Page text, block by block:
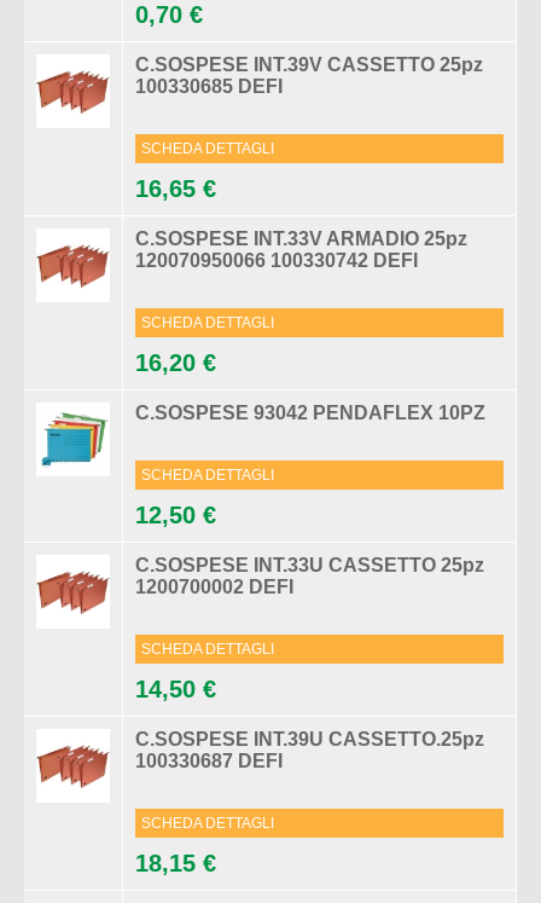
0,70 €
C.SOSPESE INT.39V CASSETTO 25pz
100330685 DEFI
SCHEDA DETTAGLI
16,65 €
C.SOSPESE INT.33V ARMADIO 25pz
120070950066 100330742 DEFI
SCHEDA DETTAGLI
16,20 €
C.SOSPESE 93042 PENDAFLEX 10PZ
SCHEDA DETTAGLI
12,50 €
C.SOSPESE INT.33U CASSETTO 25pz
1200700002 DEFI
SCHEDA DETTAGLI
14,50 €
C.SOSPESE INT.39U CASSETTO.25pz
100330687 DEFI
SCHEDA DETTAGLI
18,15 €